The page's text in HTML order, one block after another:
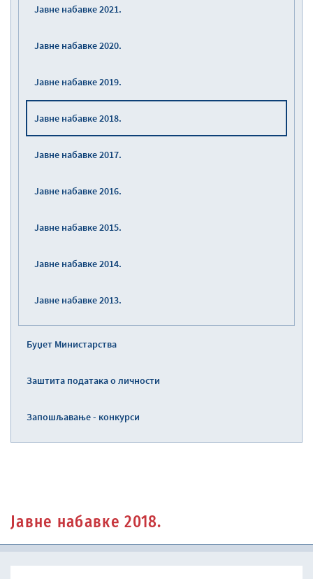
Јавне набавке 2021.
Јавне набавке 2020.
Јавне набавке 2019.
Јавне набавке 2018.
Јавне набавке 2017.
Јавне набавке 2016.
Јавне набавке 2015.
Јавне набавке 2014.
Јавне набавке 2013.
Буџет Министарства
Заштита података о личности
Запошљавање - конкурси
Јавне набавке 2018.